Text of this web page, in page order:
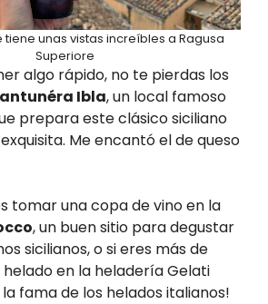
tiene unas vistas increíbles a Ragusa
Superiore
algo rápido, no te pierdas los
Ibla, un local famoso
prepara este clásico siciliano
Me encantó el de queso
tomar una copa de vino en la
, un buen sitio para degustar
sicilianos, o si eres más de
en la heladería Gelati
la fama de los helados italianos!